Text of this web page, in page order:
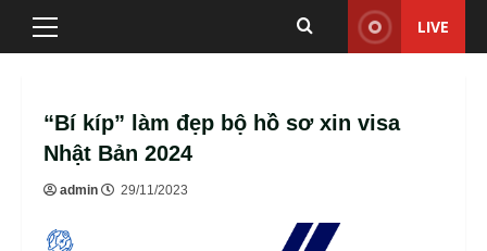
Skip
Primary
LIVE
“Bí kíp” làm đẹp bộ hồ sơ xin visa
Nhật Bản 2024
admin 29/11/2023